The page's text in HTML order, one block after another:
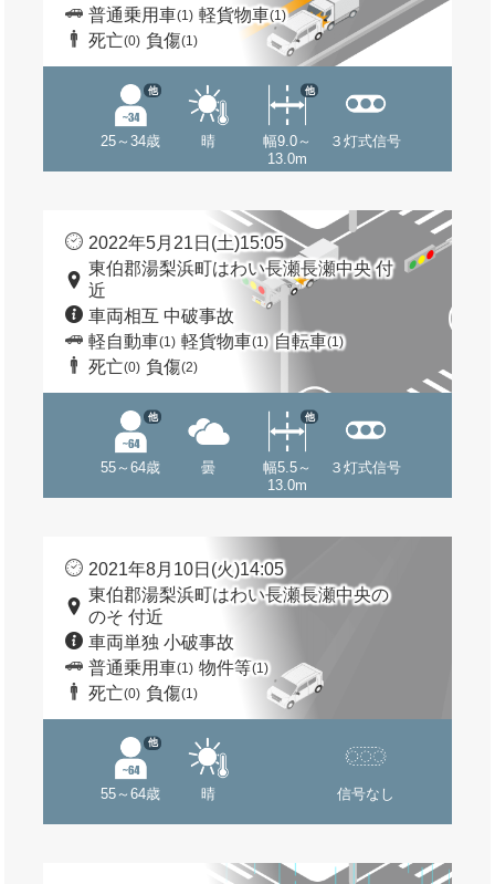
普通乗用車(1) 軽貨物車(1)
死亡(0) 負傷(1)
25～34歳
他
晴
幅9.0～
13.0m
他
３灯式信号
2022年5月21日(土)15:05
東伯郡湯梨浜町はわい長瀬長瀬中央 付
近
車両相互 中破事故
軽自動車(1) 軽貨物車(1) 自転車(1)
死亡(0) 負傷(2)
55～64歳
他
曇
幅5.5～
13.0m
他
３灯式信号
2021年8月10日(火)14:05
東伯郡湯梨浜町はわい長瀬長瀬中央の
のそ 付近
車両単独 小破事故
普通乗用車(1) 物件等(1)
死亡(0) 負傷(1)
55～64歳
他
晴 信号なし